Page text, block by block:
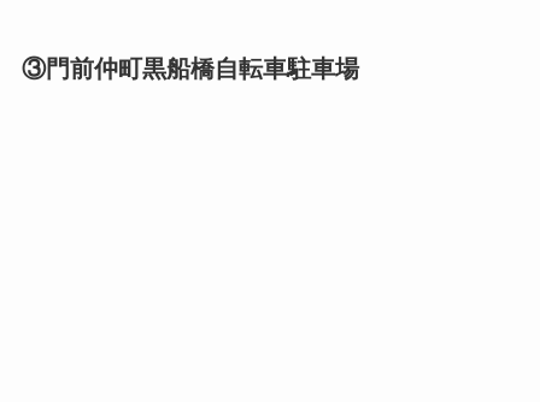
③門前仲町黒船橋自転車駐車場